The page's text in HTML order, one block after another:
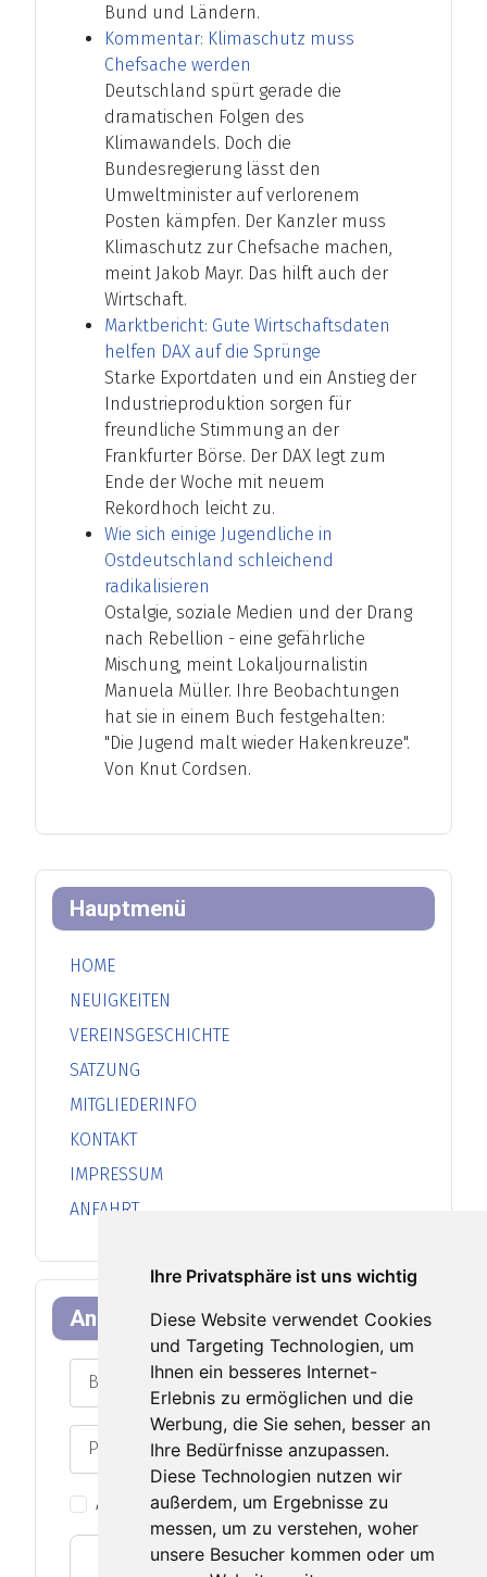
Ihre Privatsphäre ist uns wichtig
Diese Website verwendet Cookies
und Targeting Technologien, um
Ihnen ein besseres Internet-
Erlebnis zu ermöglichen und die
Werbung, die Sie sehen, besser an
Ihre Bedürfnisse anzupassen.
Diese Technologien nutzen wir
außerdem, um Ergebnisse zu
messen, um zu verstehen, woher
unsere Besucher kommen oder um
Hauptmenü
HOME
NEUIGKEITEN
VEREINSGESCHICHTE
SATZUNG
MITGLIEDERINFO
KONTAKT
IMPRESSUM
ANFAHRT
Anmeldeformular
Benutzername
Passwort
Angemeldet bleiben
Web-Authentifizierung
Bund und Ländern.
Kommentar: Klimaschutz muss
Chefsache werden
Deutschland spürt gerade die
dramatischen Folgen des
Klimawandels. Doch die
Bundesregierung lässt den
Umweltminister auf verlorenem
Posten kämpfen. Der Kanzler muss
Klimaschutz zur Chefsache machen,
meint Jakob Mayr. Das hilft auch der
Wirtschaft.
Marktbericht: Gute Wirtschaftsdaten
helfen DAX auf die Sprünge
Starke Exportdaten und ein Anstieg der
Industrieproduktion sorgen für
freundliche Stimmung an der
Frankfurter Börse. Der DAX legt zum
Ende der Woche mit neuem
Rekordhoch leicht zu.
Wie sich einige Jugendliche in
Ostdeutschland schleichend
radikalisieren
Ostalgie, soziale Medien und der Drang
nach Rebellion - eine gefährliche
Mischung, meint Lokaljournalistin
Manuela Müller. Ihre Beobachtungen
hat sie in einem Buch festgehalten:
"Die Jugend malt wieder Hakenkreuze".
Von Knut Cordsen.